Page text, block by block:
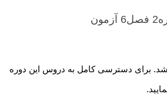
آزمون
برای دسترسی کامل به دروس این دوره